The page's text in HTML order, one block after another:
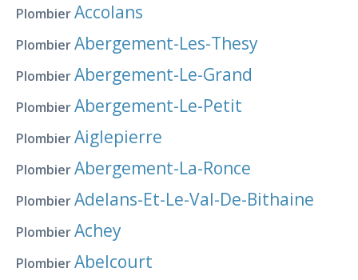
PlombierAccolans
PlombierAbergement-Les-Thesy
PlombierAbergement-Le-Grand
PlombierAbergement-Le-Petit
PlombierAiglepierre
PlombierAbergement-La-Ronce
PlombierAdelans-Et-Le-Val-De-Bithaine
PlombierAchey
PlombierAbelcourt